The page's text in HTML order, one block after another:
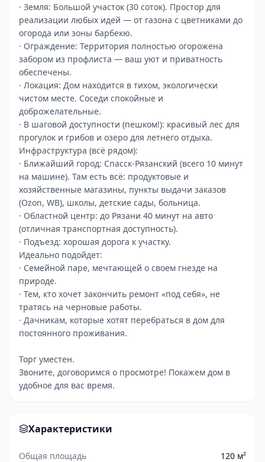
· Земля: Большой участок (30 соток). Простор для
реализации любых идей — от газона с цветниками до
огорода или зоны барбекю.
· Ограждение: Территория полностью огорожена
забором из профлиста — ваш уют и приватность
обеспечены.
· Локация: Дом находится в тихом, экологически
чистом месте. Соседи спокойные и
доброжелательные.
· В шаговой доступности (пешком!): красивый лес для
прогулок и грибов и озеро для летнего отдыха.
Инфраструктура (всё рядом):
· Ближайший город: Спасск-Рязанский (всего 10 минут
на машине). Там есть всё: продуктовые и
хозяйственные магазины, пункты выдачи заказов
(Ozon, WB), школы, детские сады, больница.
· Областной центр: до Рязани 40 минут на авто
(отличная транспортная доступность).
· Подъезд: хорошая дорога к участку.
Идеально подойдет:
· Семейной паре, мечтающей о своем гнезде на
природе.
· Тем, кто хочет закончить ремонт «под себя», не
тратясь на черновые работы.
· Дачникам, которые хотят перебраться в дом для
постоянного проживания.
Торг уместен.
Звоните, договоримся о просмотре! Покажем дом в
удобное для вас время.
Характеристики
Общая площадь 120 м²